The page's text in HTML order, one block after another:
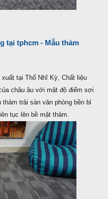
tại tphcm - Mẫu thảm
châu âu với mật độ điểm sợi
trải sàn văn phòng bền bỉ
tục lên bề mặt thảm.